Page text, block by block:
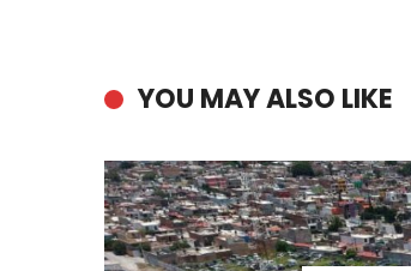
YOU MAY ALSO LIKE